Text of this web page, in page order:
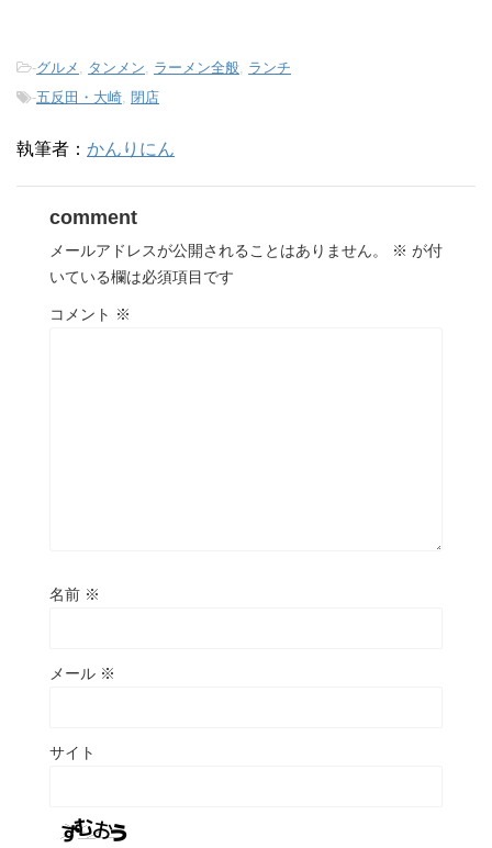
-グルメ タンメン ラーメン全般
ランチ
-五反田・大崎 閉店
執筆者： かんりにん
comment
メールアドレスが公開されることはありません。 ※ が付
いている欄は必須項目です
コメント ※
名前 ※
メール ※
サイト